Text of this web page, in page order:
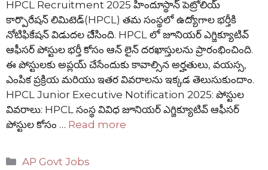
HPCL Recruitment 2025 హిందూస్థాన్ పెట్రోలియ్
కార్పొరేషన్ లిమిటెడ్(HPCL) తమ సంస్థలో ఉద్యోగాల భర్తీకి
నోటిఫికేషన్ విడుదల చేేసింది. HPCL లో జూనియర్ ఎగ్జిక్యూటివ్
ఆఫీసర్ పోస్టుల భర్తీ కోసం ఆన్ లైన్ దరఖాస్తులను ప్రారంభించింది.
ఈ పోస్టులకు అప్లయ్ చేసేందుకు కావాల్సిన అర్హతులు, వయస్స,
ఎంపిక ప్రక్రియ మరియు ఇతర వివరాలను ఇక్కడ తెలుసుకుందాం.
HPCL Junior Executive Notification 2025: పోస్టుల
వివరాలు: HPCL సంస్థ వివిధ జూనియర్ ఎగ్జిక్యూటివ్ ఆఫీసర్
పోస్టుల కోసం … Read more
Categories
AP Govt Jobs